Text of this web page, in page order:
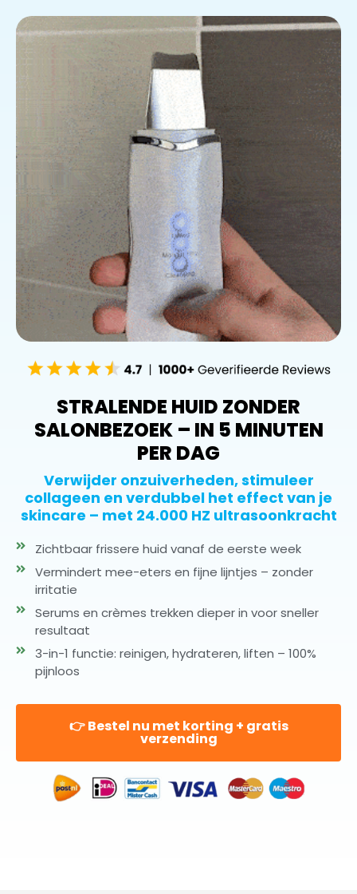
STRALENDE HUID ZONDER
SALONBEZOEK – IN 5 MINUTEN
PER DAG
Verwijder onzuiverheden, stimuleer
collageen en verdubbel het effect van je
skincare – met 24.000 HZ ultrasoonkracht
Zichtbaar frissere huid vanaf de eerste week
Vermindert mee-eters en fijne lijntjes – zonder
irritatie
Serums en crèmes trekken dieper in voor sneller
resultaat
3-in-1 functie: reinigen, hydrateren, liften – 100%
pijnloos
👉 Bestel nu met korting + gratis
verzending